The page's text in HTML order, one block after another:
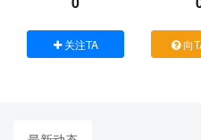
关注TA 向